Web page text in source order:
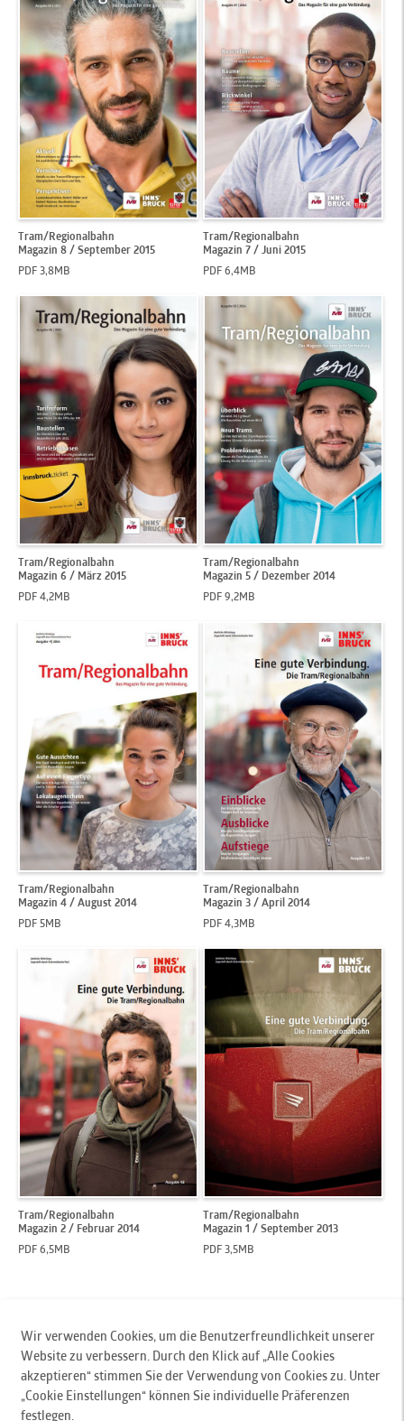
Tram/Regionalbahn
Magazin 8 / September 2015
PDF 3,8MB
Tram/Regionalbahn
Magazin 7 / Juni 2015
PDF 6,4MB
Tram/Regionalbahn
Magazin 6 / März 2015
PDF 4,2MB
Tram/Regionalbahn
Magazin 5 / Dezember 2014
PDF 9,2MB
Tram/Regionalbahn
Magazin 4 / August 2014
PDF 5MB
Tram/Regionalbahn
Magazin 3 / April 2014
PDF 4,3MB
Tram/Regionalbahn
Magazin 2 / Februar 2014
PDF 6,5MB
Tram/Regionalbahn
Magazin 1 / September 2013
PDF 3,5MB
Nach Oben
Innsbrucker Verkehrsbetriebe und Stubaitalbahn GmbH, Pastorstr. 5, 6010 Innsbruck,
Austria, T +43 512 53 07-0,
Wir verwenden Cookies, um die Benutzerfreundlichkeit unserer
Website zu verbessern. Durch den Klick auf „Alle Cookies
akzeptieren“ stimmen Sie der Verwendung von Cookies zu. Unter
„Cookie Einstellungen“ können Sie individuelle Präferenzen
festlegen.